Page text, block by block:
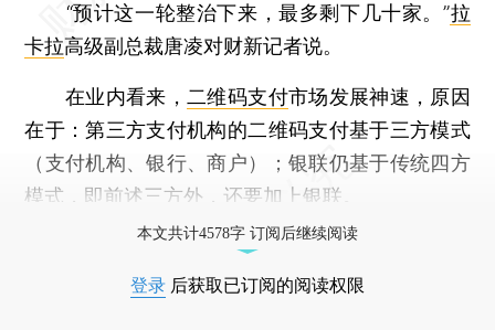
“预计这一轮整治下来，最多剩下几十家。”拉
卡拉高级副总裁唐凌对财新记者说。
在业内看来， 二维码支付市场发展神速，原因
在于：第三方支付机构的二维码支付基于三方模式
（支付机构、银行、商户）；银联仍基于传统四方
模式，即前述三方外，还要加上银联
本文共计4578字 订阅后继续阅读
登录 后获取已订阅的阅读权限